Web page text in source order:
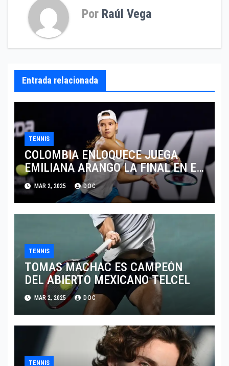
Por Raúl Vega
Entrada relacionada
TENNIS
COLOMBIA ENLOQUECE JUEGA
EMILIANA ARANGO LA FINAL EN EL
ABIERTO DE MERIDA
MAR 2, 2025 DOC
TENNIS
TOMAS MACHAC ES CAMPEÓN
DEL ABIERTO MEXICANO TELCEL
MAR 2, 2025 DOC
TENNIS